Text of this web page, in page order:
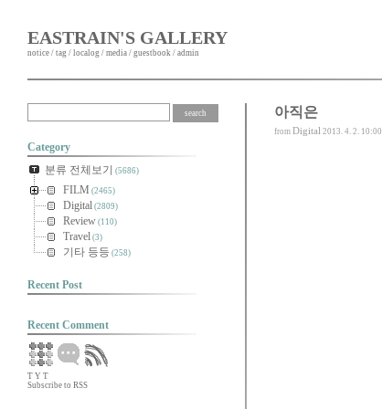
EASTRAIN'S GALLERY
notice / tag / localog / media / guestbook / admin
Category
분류 전체보기 (5686)
FILM (2465)
Digital (2809)
Review (110)
Travel (3)
기타 등등 (258)
Recent Post
Recent Comment
T Y T
Subscribe to RSS
아직은
from Digital 2013. 4. 2. 10:00